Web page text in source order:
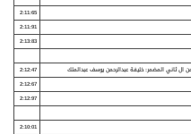
2:11:65
2:11:91
2:13:83
ال ثانيالمضمر: خليفة عبدالرحمن يوسف عبدالملك
2:12:47
2:12:67
2:12:97
2:10:01